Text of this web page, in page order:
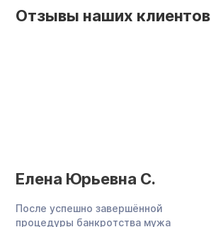
Отзывы наших клиентов
Елена Юрьевна С.
После успешно завершённой
процедуры банкротства мужа